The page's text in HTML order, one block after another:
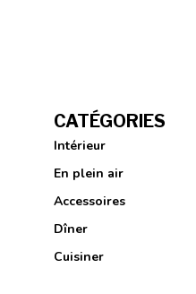
CATÉGORIES
Intérieur
En plein air
Accessoires
Dîner
Cuisiner